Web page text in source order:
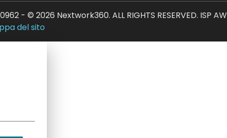
- © 2026 Nextwork360. ALL RIGHTS RESERVED. ISP
del sito